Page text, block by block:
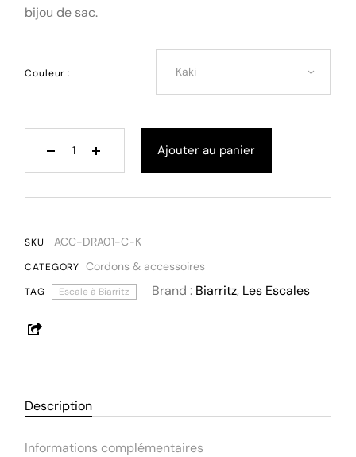
bijou de sac.
Couleur : Kaki
Ajouter au panier
SKU ACC-DRA01-C-K
CATEGORY Cordons & accessoires
TAG Escale à Biarritz Brand : Biarritz, Les Escales
Description
Informations complémentaires